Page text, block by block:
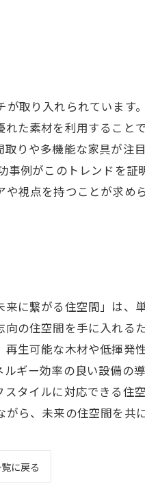
取り入れられています
た素材を利用すること
りや多機能な家具が注
例がこのトレンドを
視点を持つことが求め
に繋がる住空間」は、
の住空間を手に入れる
生可能な木材や低揮発
ギー効率の良い設備の
タイルに対応できる住
ら、未来の住空間を共
に戻る